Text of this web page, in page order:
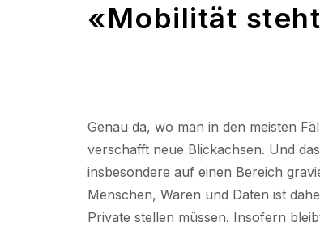
«Mobilität
Genau da, wo man in den meisten
verschafft neue Blickachsen. Und
insbesondere auf einen Bereich
Menschen, Waren und Daten ist
Private stellen müssen. Insofern